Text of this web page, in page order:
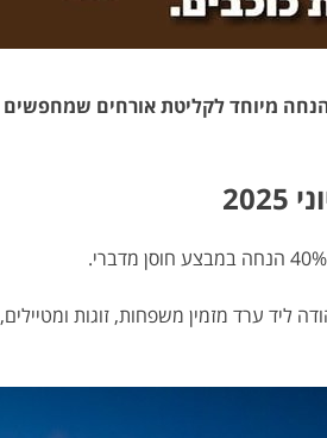
מיוחד לקליטת אורחים שמחפשים
ליד ערד מזמין משפחות, זוגות ומטיילים,